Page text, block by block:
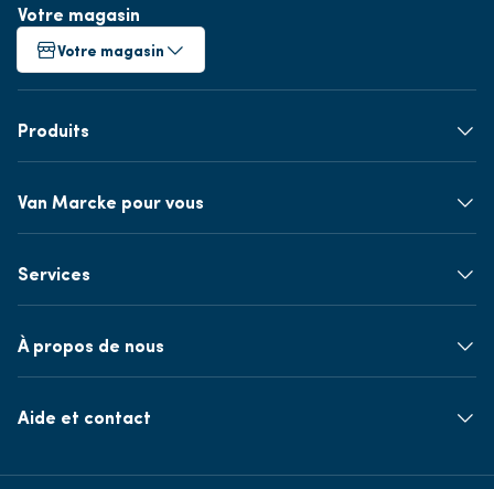
Votre magasin
Votre magasin
Produits
Van Marcke pour vous
Services
À propos de nous
Aide et contact